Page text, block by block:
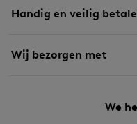
Handig en veilig
Wij bezorgen met
We